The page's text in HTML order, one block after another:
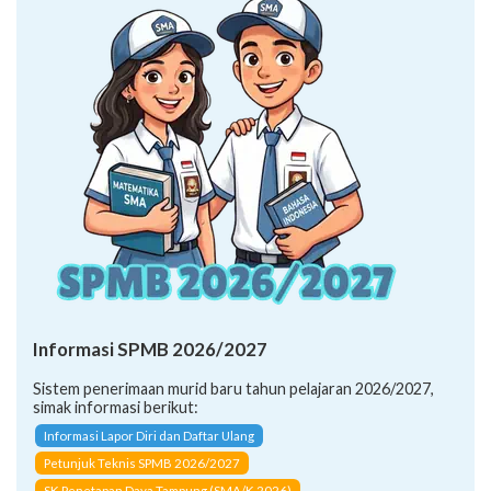
Informasi SPMB 2026/2027
Sistem penerimaan murid baru tahun pelajaran 2026/2027,
simak informasi berikut:
Informasi Lapor Diri dan Daftar Ulang
Petunjuk Teknis SPMB 2026/2027